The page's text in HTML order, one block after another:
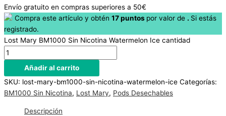
Envío gratuito en compras superiores a 50€
Compra este artículo y obtén 17puntos por valor de . Si estás
registrado.
Lost Mary BM1000 Sin Nicotina Watermelon Ice cantidad
Añadir al carrito
SKU: lost-mary-bm1000-sin-nicotina-watermelon-ice Categorías:
BM1000 Sin Nicotina, Lost Mary, Pods Desechables
Descripción